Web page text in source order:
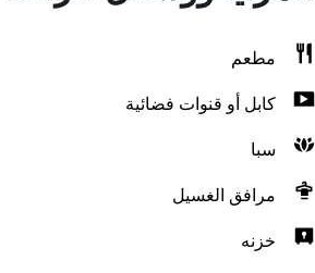
مطعم
كابل أو قنوات فضائية
سبا
مرافق الغسيل
خزنه